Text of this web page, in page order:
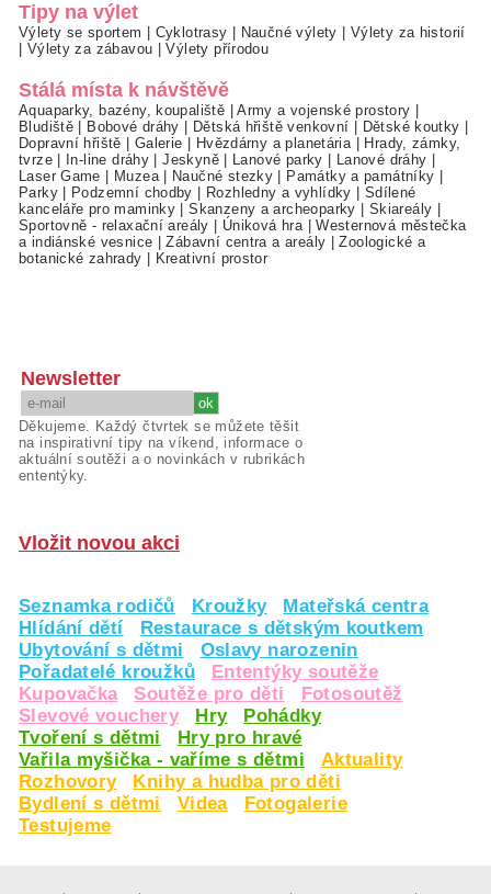
Tipy na výlet
Výlety se sportem Cyklotrasy Naučné výlety
Výlety za historií
Výlety za zábavou |Výlety přírodou
Stálá místa k návštěvě
Aquaparky, bazény, koupaliště |Army a vojenské prostory
Bludiště
Bobové dráhy Dětská hřiště venkovní Dětské koutky
Dopravní hřiště
Galerie Hvězdárny a planetária|
Hrady, zámky,
tvrze| In-line dráhy |Jeskyně| Lanové parky Lanové dráhy
Laser Game
Muzea| Naučné stezky Památky a památníky
Parky| Podzemní chodby Rozhledny a vyhlídky
Sdílené
kanceláře pro maminky |Skanzeny a archeoparky Skiareály
Sportovně - relaxační areály
Úniková hra|Westernová městečka
a indiánské vesnice |Zábavní centra a areály |Zoologické a
botanické zahrady
Kreativní prostor
Newsletter
Děkujeme. Každý čtvrtek se můžete těšit
na inspirativní tipy na víkend, informace o
aktuální soutěži a o novinkách v rubrikách
ententýky.
Vložit novou akci
Seznamka rodičů Kroužky
Mateřská centra
Hlídání dětí
Restaurace s dětským koutkem
Ubytování s dětmi
Oslavy narozenin
Pořadatelé kroužků
Ententýky soutěže
Kupovačka
Soutěže pro děti
Fotosoutěž
Slevové vouchery
Hry
Pohádky
Tvoření s dětmi
Hry pro hravé
Vařila myšička - vaříme s dětmi
Aktuality
Rozhovory
Knihy a hudba pro děti
Bydlení s dětmi
Videa
Fotogalerie
Testujeme